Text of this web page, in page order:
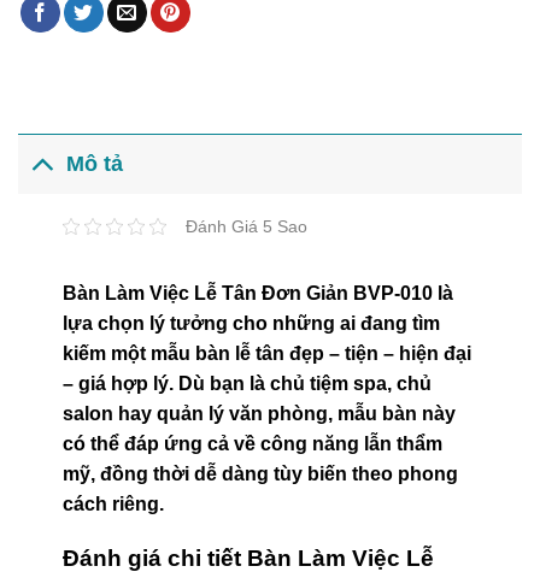
Mô tả
Đánh Giá 5 Sao
Bàn Làm Việc Lễ Tân Đơn Giản BVP-010 là
lựa chọn lý tưởng cho những ai đang tìm
kiếm một mẫu bàn lễ tân đẹp – tiện – hiện đại
– giá hợp lý. Dù bạn là chủ tiệm spa, chủ
salon hay quản lý văn phòng, mẫu bàn này
có thể đáp ứng cả về công năng lẫn thẩm
mỹ, đồng thời dễ dàng tùy biến theo phong
cách riêng.
Đánh giá chi tiết Bàn Làm Việc Lễ